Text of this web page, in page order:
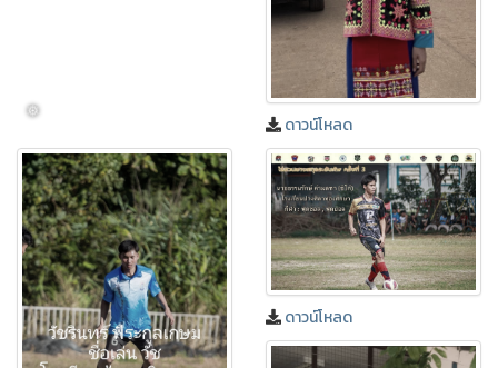
ดาวน์โหลด
ดาวน์โหลด